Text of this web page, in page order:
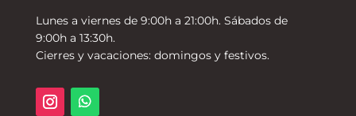
Lunes a viernes de 9:00h a 21:00h. Sábados de
9:00h a 13:30h.
Cierres y vacaciones: domingos y festivos.